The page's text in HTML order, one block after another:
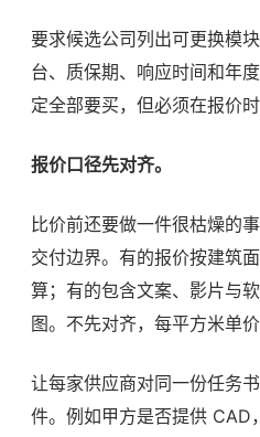
要求候选公司列出可更换模
台、质保期、响应时间和年
定全部要买，但必须在报价
报价口径先对齐。
比价前还要做一件很枯燥的
交付边界。有的报价按建筑
算；有的包含文案、影片与
图。不先对齐，每平方米单价
让每家供应商对同一份任务
件。例如甲方是否提供 CAD